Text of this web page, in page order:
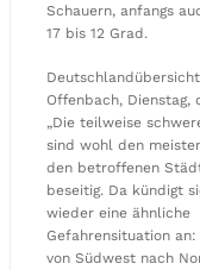
Schauern, anfangs
17 bis 12 Grad.
Offenbach, Dienstag,
„Die teilweise
sind wohl den
den betroffenen
beseitig. Da kündigt
wieder eine ähnliche
Gefahrensituation
von Südwest nach